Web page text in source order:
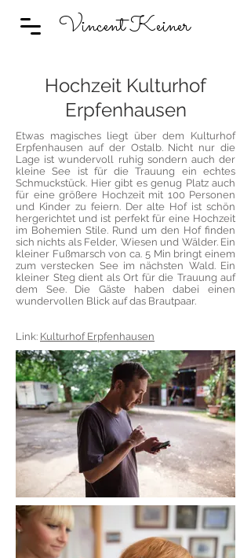
Vincent Keiner
Hochzeit Kulturhof
Erpfenhausen
Etwas magisches liegt über dem Kulturhof
Erpfenhausen auf der Ostalb. ​Nicht nur die
Lage ist wundervoll ruhig sondern auch der
kleine See ist für die Trauung ein echtes
Schmuckstück. Hier gibt es genug Platz auch
für eine größere Hochzeit mit 100 Personen
und Kinder zu feiern. Der alte Hof ist schön
hergerichtet und ist perfekt für eine Hochzeit
im Bohemien Stile. Rund um den Hof finden
sich nichts als Felder, Wiesen und Wälder. Ein
kleiner Fußmarsch von ca. 5 Min bringt einem
zum verstecken See im nächsten Wald. Ein
kleiner Steg dient als Ort für die Trauung auf
dem See. Die Gäste haben dabei einen
wundervollen Blick auf das Brautpaar.
Link: Kulturhof Erpfenhausen